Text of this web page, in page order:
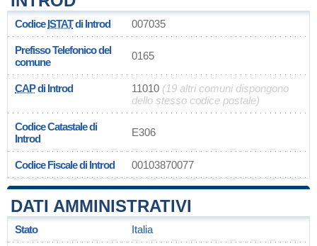
CodiceISTATdi Introd 007035
Prefisso Telefonico del
comune
0165
CAPdi Introd 11010 (19 altri comuni dispongono
dello stesso codice postale)
Codice Catastale di
Introd
E306
Codice Fiscale di Introd 00103870077
DATI AMMINISTRATIVI
Stato Italia